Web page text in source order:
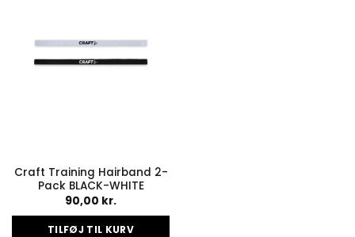
Craft Training Hairband 2-
Pack BLACK-WHITE
90,00 kr.
TILFØJ TIL KURV